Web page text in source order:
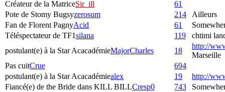
Créateur de la MatriceSir_ill
61
Pote de Stomy Bugsyzerosum 214
Ailleurs
Fan de Florent PagnyAcid 61
Téléspectateur de TF1silana 119
chtimi
postulant(e) à la Star AcacadémieMajorCharles 18
http://
Marseille
Pas cuitCrue
694
postulant(e) à la Star Acacadémiealex 19
http://
Fiancé(e) de the Bride dans KILL BILLCresp0 743